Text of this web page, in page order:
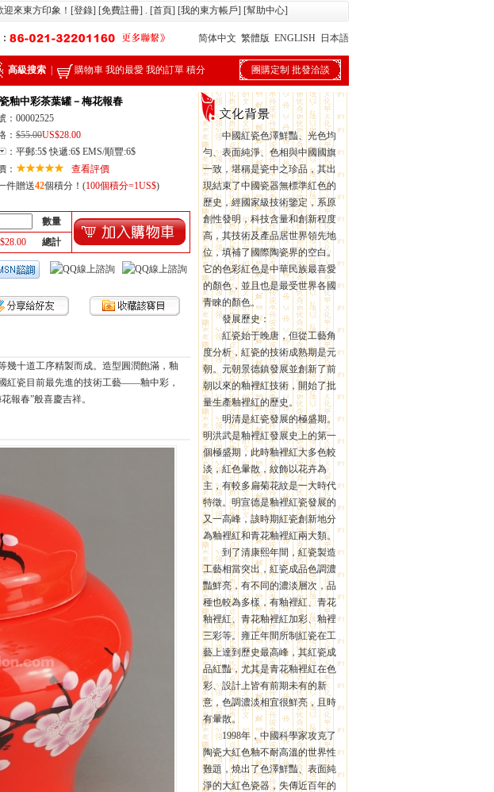
迎來東方印象！[登錄] [免費註冊] . [首頁] [我的東方帳戶] [幫助中心]
简体中文 繁體版 ENGLISH 日本語
高級搜索 購物車 我的最愛 我的訂單 積分 團購定制 批發洽談
釉中彩茶葉罐－梅花報春
：00002525
： $55.00US$28.00
： 平郵:5$ 快遞:6$ EMS/順豐:6$
：
查看評價
件贈送42個積分！(100個積分=1US$)
數量
28.00 總計
幾十道工序精製而成。造型圓潤飽滿，釉
紅瓷目前最先進的技術工藝——釉中彩，
報春”般喜慶吉祥。
中國紅瓷色澤鮮豔、光色均
勻、表面純淨、色相與中國國旗
一致，堪稱是瓷中之珍品，其出
現結束了中國瓷器無標準紅色的
歷史，經國家級技術鑒定，系原
創性發明，科技含量和創新程度
高，其技術及產品居世界領先地
位，填補了國際陶瓷界的空白。
它的色彩紅色是中華民族最喜愛
的顏色，並且也是最受世界各國
青睞的顏色。
發展歷史：
紅瓷始于晚唐，但從工藝角
度分析，紅瓷的技術成熟期是元
朝。元朝景德鎮發展並創新了前
朝以來的釉裡紅技術，開始了批
量生產釉裡紅的歷史。
明清是紅瓷發展的極盛期。
明洪武是釉裡紅發展史上的第一
個極盛期，此時釉裡紅大多色較
淡，紅色暈散，紋飾以花卉為
主，有較多扁菊花紋是一大時代
特徵。明宣德是釉裡紅瓷發展的
又一高峰，該時期紅瓷創新地分
為釉裡紅和青花釉裡紅兩大類。
到了清康熙年間，紅瓷製造
工藝相當突出，紅瓷成品色調濃
豔鮮亮，有不同的濃淡層次，品
種也較為多樣，有釉裡紅、青花
釉裡紅、青花釉裡紅加彩、釉裡
三彩等。雍正年間所制紅瓷在工
藝上達到歷史最高峰，其紅瓷成
品紅豔，尤其是青花釉裡紅在色
彩、設計上皆有前期未有的新
意，色調濃淡相宜很鮮亮，且時
有暈散。
1998年，中國科學家攻克了
陶瓷大紅色釉不耐高溫的世界性
難題，燒出了色澤鮮豔、表面純
淨的大紅色瓷器，失傳近百年的